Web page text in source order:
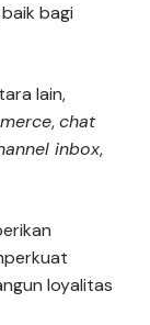
bagi
lain,
,chat
inbox,
loyalitas